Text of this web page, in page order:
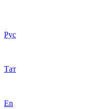
Рус
Тат
En